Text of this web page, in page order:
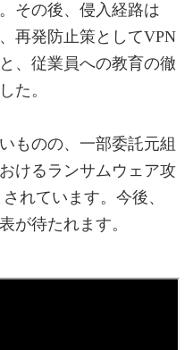
その後、侵入経路は
再発防止策としてVPN
、従業員への教育の徹
た。
ものの、一部委託元組
けるランサムウェア攻
れています。今後、
が待たれます。